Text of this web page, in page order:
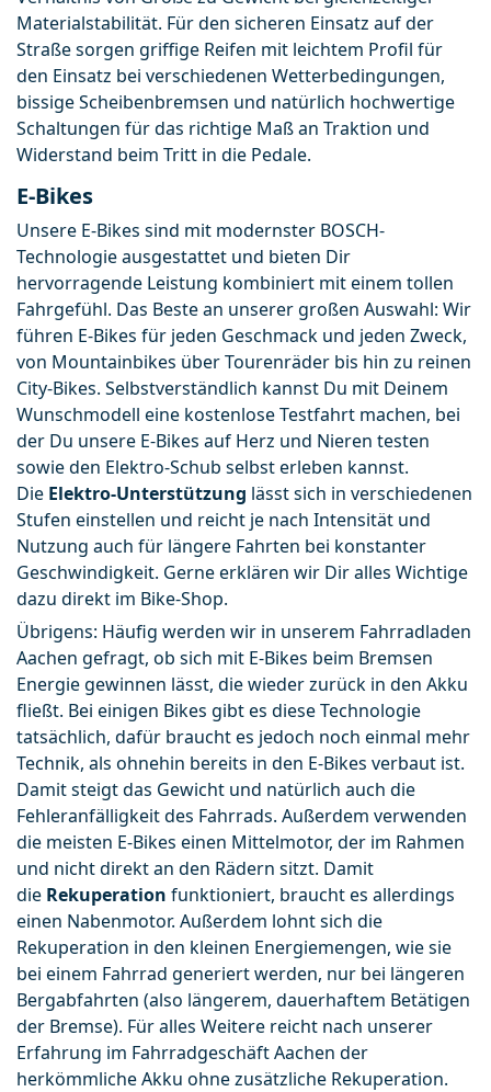
Materialstabilität. Für den sicheren Einsatz auf der
Straße sorgen griffige Reifen mit leichtem Profil für
den Einsatz bei verschiedenen Wetterbedingungen,
bissige Scheibenbremsen und natürlich hochwertige
Schaltungen für das richtige Maß an Traktion und
Widerstand beim Tritt in die Pedale.
E-Bikes
Unsere E-Bikes sind mit modernster BOSCH-
Technologie ausgestattet und bieten Dir
hervorragende Leistung kombiniert mit einem tollen
Fahrgefühl. Das Beste an unserer großen Auswahl: Wir
führen E-Bikes für jeden Geschmack und jeden Zweck,
von Mountainbikes über Tourenräder bis hin zu reinen
City-Bikes. Selbstverständlich kannst Du mit Deinem
Wunschmodell eine kostenlose Testfahrt machen, bei
der Du unsere E-Bikes auf Herz und Nieren testen
sowie den Elektro-Schub selbst erleben kannst.
Die Elektro-Unterstützung lässt sich in verschiedenen
Stufen einstellen und reicht je nach Intensität und
Nutzung auch für längere Fahrten bei konstanter
Geschwindigkeit. Gerne erklären wir Dir alles Wichtige
dazu direkt im Bike-Shop.
Übrigens: Häufig werden wir in unserem Fahrradladen
Aachen gefragt, ob sich mit E-Bikes beim Bremsen
Energie gewinnen lässt, die wieder zurück in den Akku
fließt. Bei einigen Bikes gibt es diese Technologie
tatsächlich, dafür braucht es jedoch noch einmal mehr
Technik, als ohnehin bereits in den E-Bikes verbaut ist.
Damit steigt das Gewicht und natürlich auch die
Fehleranfälligkeit des Fahrrads. Außerdem verwenden
die meisten E-Bikes einen Mittelmotor, der im Rahmen
und nicht direkt an den Rädern sitzt. Damit
die Rekuperation funktioniert, braucht es allerdings
einen Nabenmotor. Außerdem lohnt sich die
Rekuperation in den kleinen Energiemengen, wie sie
bei einem Fahrrad generiert werden, nur bei längeren
Bergabfahrten (also längerem, dauerhaftem Betätigen
der Bremse). Für alles Weitere reicht nach unserer
Erfahrung im Fahrradgeschäft Aachen der
herkömmliche Akku ohne zusätzliche Rekuperation.